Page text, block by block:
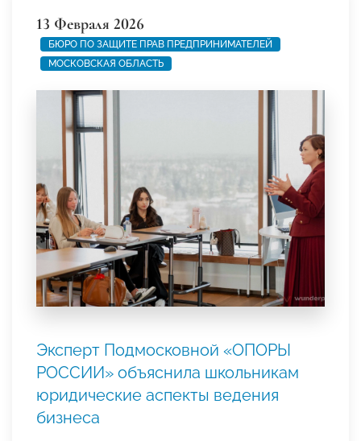
13 Февраля 2026
БЮРО ПО ЗАЩИТЕ ПРАВ ПРЕДПРИНИМАТЕЛЕЙ
МОСКОВСКАЯ ОБЛАСТЬ
Эксперт Подмосковной «ОПОРЫ
РОССИИ» объяснила школьникам
юридические аспекты ведения
бизнеса